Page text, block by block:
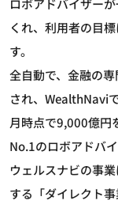
ロボアドバイザー
くれ、利用者の目
す。
全自動で、金融の
され、WealthNavi
月時点で9,000億円
No.1のロボアドバ
ウェルスナビの事
する「ダイレクト